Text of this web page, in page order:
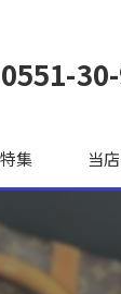
集 当